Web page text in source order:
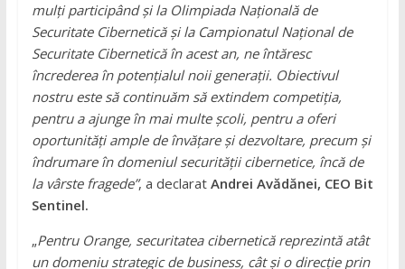
mulți participând și la Olimpiada Națională de
Securitate Cibernetică și la Campionatul Național de
Securitate Cibernetică în acest an, ne întăresc
încrederea în potențialul noii generații. Obiectivul
nostru este să continuăm să extindem competiția,
pentru a ajunge în mai multe școli, pentru a oferi
oportunități ample de învățare și dezvoltare, precum și
îndrumare în domeniul securității cibernetice, încă de
la vârste fragede”, a declarat Andrei Avădănei, CEO Bit
Sentinel.
„Pentru Orange, securitatea cibernetică reprezintă atât
un domeniu strategic de business, cât și o direcție prin